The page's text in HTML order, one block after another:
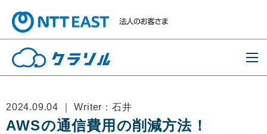
2024.09.04 ｜ Writer：石井
AWSの通信費用の削減方法！